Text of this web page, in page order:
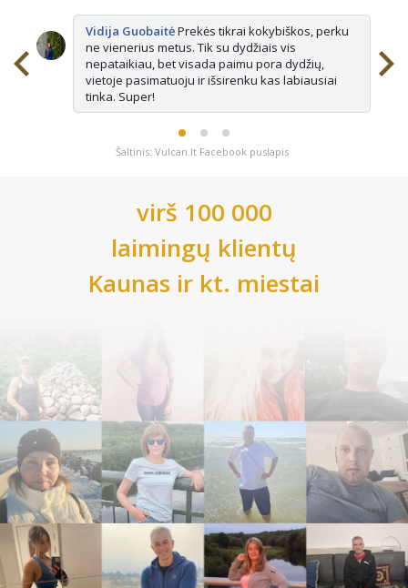
Vidija GuobaitėPrekės tikrai kokybiškos, perku
ne vienerius metus. Tik su dydžiais vis
nepataikiau, bet visada paimu pora dydžių,
vietoje pasimatuoju ir išsirenku kas labiausiai
tinka. Super!
Šaltinis: Vulcan.lt Facebook puslapis
virš 100 000
laimingų klientų
Kaunas ir kt. miestai